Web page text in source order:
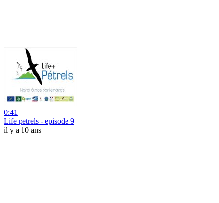
0:41
Life petrels - episode 9
il y a 10 ans